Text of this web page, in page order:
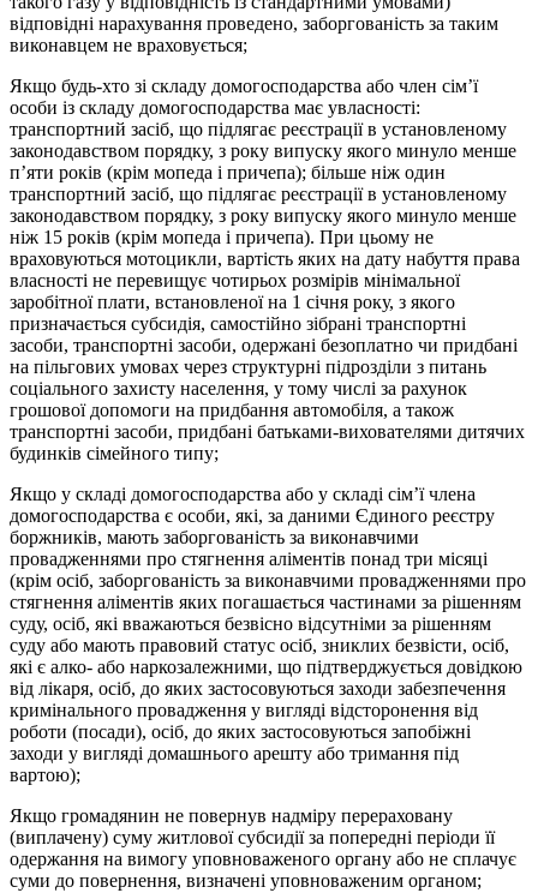
відповідні нарахування проведено, заборгованість за таким
виконавцем не враховується;
Якщо будь-хто зі складу домогосподарства або член сім’ї
особи із складу домогосподарства має увласності:
транспортний засіб, що підлягає реєстрації в установленому
законодавством порядку, з року випуску якого минуло менше
п’яти років (крім мопеда і причепа); більше ніж один
транспортний засіб, що підлягає реєстрації в установленому
законодавством порядку, з року випуску якого минуло менше
ніж 15 років (крім мопеда і причепа). При цьому не
враховуються мотоцикли, вартість яких на дату набуття права
власності не перевищує чотирьох розмірів мінімальної
заробітної плати, встановленої на 1 січня року, з якого
призначається субсидія, самостійно зібрані транспортні
засоби, транспортні засоби, одержані безоплатно чи придбані
на пільгових умовах через структурні підрозділи з питань
соціального захисту населення, у тому числі за рахунок
грошової допомоги на придбання автомобіля, а також
транспортні засоби, придбані батьками-вихователями дитячих
будинків сімейного типу;
Якщо у складі домогосподарства або у складі сім’ї члена
домогосподарства є особи, які, за даними Єдиного реєстру
боржників, мають заборгованість за виконавчими
провадженнями про стягнення аліментів понад три місяці
(крім осіб, заборгованість за виконавчими провадженнями про
стягнення аліментів яких погашається частинами за рішенням
суду, осіб, які вважаються безвісно відсутніми за рішенням
суду або мають правовий статус осіб, зниклих безвісти, осіб,
які є алко- або наркозалежними, що підтверджується довідкою
від лікаря, осіб, до яких застосовуються заходи забезпечення
кримінального провадження у вигляді відсторонення від
роботи (посади), осіб, до яких застосовуються запобіжні
заходи у вигляді домашнього арешту або тримання під
вартою);
Якщо громадянин не повернув надміру перераховану
(виплачену) суму житлової субсидії за попередні періоди її
одержання на вимогу уповноваженого органу або не сплачує
суми до повернення, визначені уповноваженим органом;